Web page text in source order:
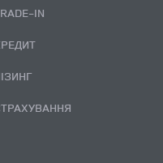
TRADE-IN
КРЕДИТ
ЛІЗИНГ
СТРАХУВАННЯ